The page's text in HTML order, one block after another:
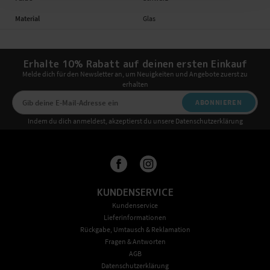
Material Glas
Erhalte 10% Rabatt auf deinen ersten Einkauf
Melde dich für den Newsletter an, um Neuigkeiten und Angebote zuerst zu
erhalten
ABONNIEREN
Indem du dich anmeldest, akzeptierst du unsere Datenschutzerklärung
KUNDENSERVICE
Kundenservice
Lieferinformationen
Rückgabe, Umtausch & Reklamation
Fragen & Antworten
AGB
Datenschutzerklärung